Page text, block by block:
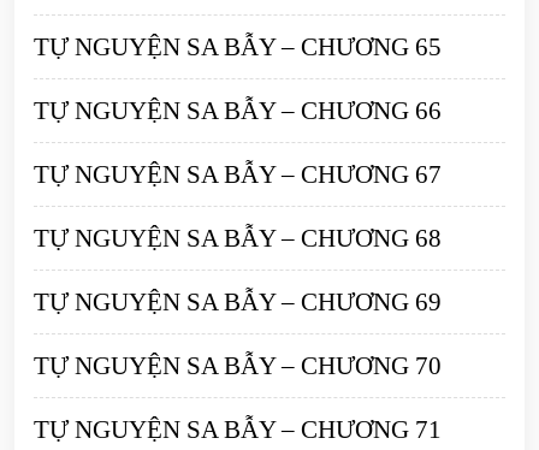
TỰ NGUYỆN SA BẪY – CHƯƠNG 65
TỰ NGUYỆN SA BẪY – CHƯƠNG 66
TỰ NGUYỆN SA BẪY – CHƯƠNG 67
TỰ NGUYỆN SA BẪY – CHƯƠNG 68
TỰ NGUYỆN SA BẪY – CHƯƠNG 69
TỰ NGUYỆN SA BẪY – CHƯƠNG 70
TỰ NGUYỆN SA BẪY – CHƯƠNG 71